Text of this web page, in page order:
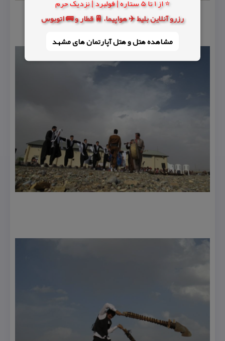
⭐ از 1 تا 5 ستاره | فولبرد | نزدیک حرم
رزرو آنلاین بلیط ✈️ هواپیما، 🚆 قطار و 🚌 اتوبوس
مشاهده هتل و هتل‌ آپارتمان های مشهد